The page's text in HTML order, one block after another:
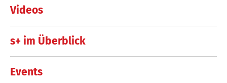
Videos
s+ im Überblick
Events